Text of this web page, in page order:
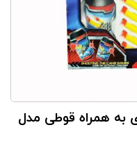
به همراه قوطی مدل